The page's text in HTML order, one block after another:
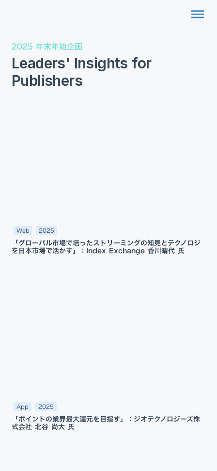
dehaze
2025 年末年始企画
Leaders' Insights for
Publishers
Web 2025
「グローバル市場で培ったストリーミングの知見とテクノロジ
を日本市場で活かす」：Index Exchange 香川晴代 氏
App 2025
「ポイントの業界最大還元を目指す」：ジオテクノロジーズ株
式会社 北谷 尚大 氏